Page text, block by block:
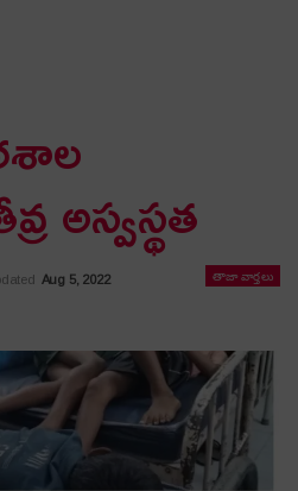
అస్వస్థత
తాజా వార్తలు
Aug 5, 2022